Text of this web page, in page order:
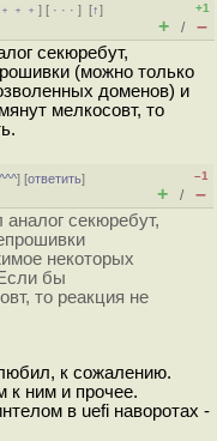
﹢﹢﹢] [ · · ·][↑]
+1
+ / –
секюребут,
(можно только
доменов) и
мелкосовт, то
^^^] [ответить]
–1
+ / –
аналог секюребут,
некоторых
бы
то реакция не
к сожалению.
к ним и прочее.
в uefi наворотах -